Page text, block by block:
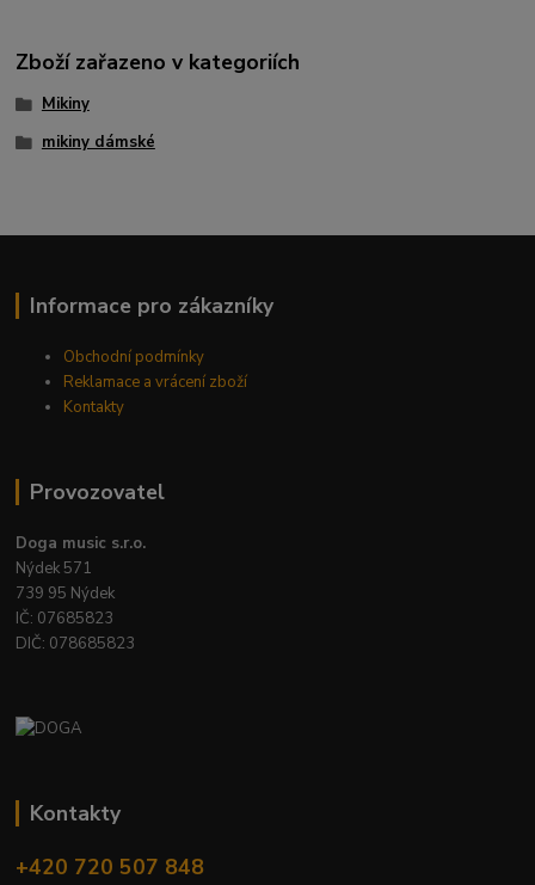
Zboží zařazeno v kategoriích
Mikiny
mikiny dámské
Informace pro zákazníky
Obchodní podmínky
Reklamace a vrácení zboží
Kontakty
Provozovatel
Doga music s.r.o.
Nýdek 571
739 95 Nýdek
IČ: 07685823
DIČ: 078685823
Kontakty
+420 720 507 848